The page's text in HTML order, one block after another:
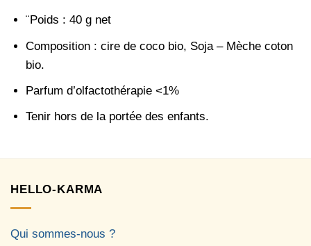
¨Poids : 40 g net
Composition : cire de coco bio, Soja – Mèche coton
bio.
Parfum d’olfactothérapie <1%
Tenir hors de la portée des enfants.
HELLO-KARMA
Qui sommes-nous ?